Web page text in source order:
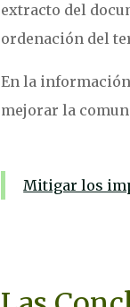
extracto del
ordenación del
En la
mejorar la
Mitigar los